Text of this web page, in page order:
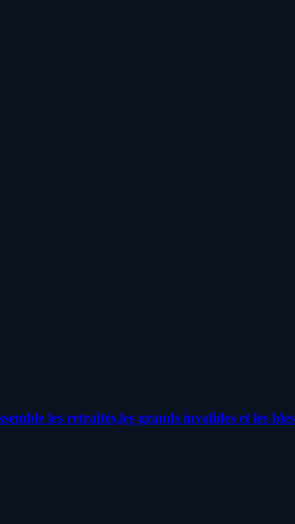
les retraités,les grands invalides et les